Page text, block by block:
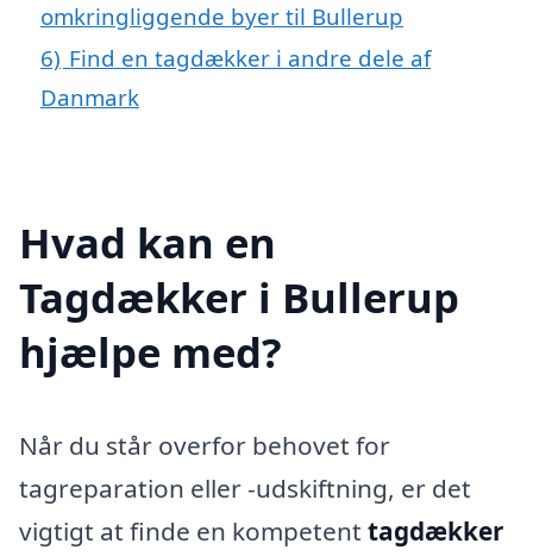
omkringliggende byer til Bullerup
6) Find en tagdækker i andre dele af
Danmark
Hvad kan en
Tagdækker i Bullerup
hjælpe med?
Når du står overfor behovet for
tagreparation eller -udskiftning, er det
vigtigt at finde en kompetent tagdækker